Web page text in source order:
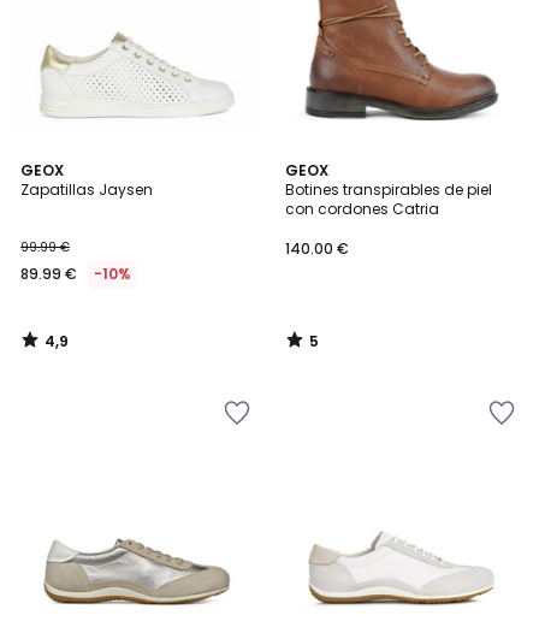
GEOX
Zapatillas Jaysen
99.99 €
89.99 € -10%
4,9
/ 5
4,9
/
GEOX
Botines transpirables de piel
con cordones Catria
140.00 €
5
/
5
5
/